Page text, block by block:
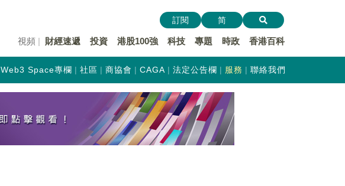
視頻 財經速遞 投資 港股100強 科技 專題 時政 香港百科
訂閱 简
Web3 Space專欄 社區 商協會 CAGA 法定公告欄 服務 聯絡我們